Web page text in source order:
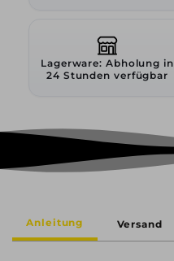
Lagerware: Abholung in
24 Stunden verfügbar
Anleitung Versand